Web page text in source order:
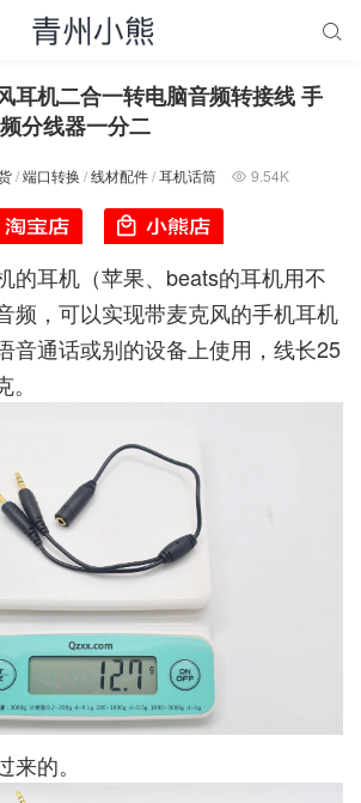

耳机二合一转电脑音频转接线 手
分线器一分二
/端口转换 /线材配件/耳机话筒  9.54K
的耳机（苹果、beats的耳机用不
频，可以实现带麦克风的手机耳机
音通话或别的设备上使用，线长25
的。